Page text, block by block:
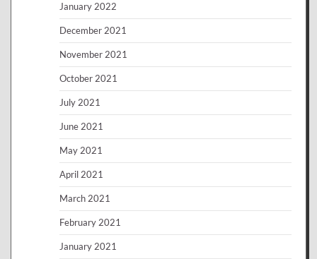
January 2022
December 2021
November 2021
October 2021
July 2021
June 2021
May 2021
April 2021
March 2021
February 2021
January 2021